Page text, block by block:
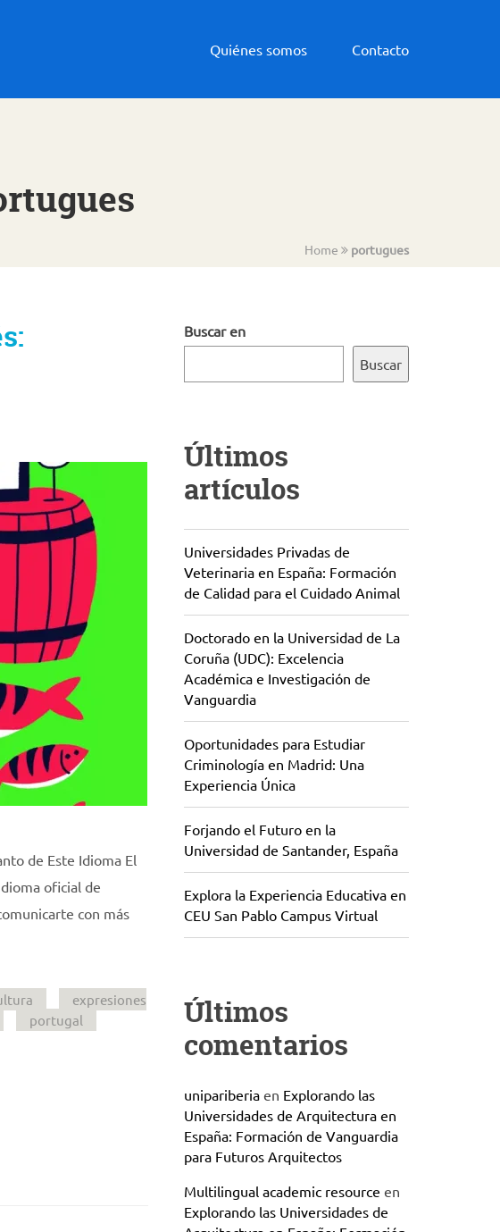
Quiénes somos Contacto
Home portugues
de Este Idioma El
oficial de
con más
expresiones
portugal
Buscar en
Buscar
Últimos
artículos
Universidades Privadas de
Veterinaria en España: Formación
de Calidad para el Cuidado Animal
Doctorado en la Universidad de La
Coruña (UDC): Excelencia
Académica e Investigación de
Vanguardia
Oportunidades para Estudiar
Criminología en Madrid: Una
Experiencia Única
Forjando el Futuro en la
Universidad de Santander, España
Explora la Experiencia Educativa en
CEU San Pablo Campus Virtual
Últimos
comentarios
unipariberiaen Explorando las
Universidades de Arquitectura en
España: Formación de Vanguardia
para Futuros Arquitectos
Multilingual academic resource en
Explorando las Universidades de